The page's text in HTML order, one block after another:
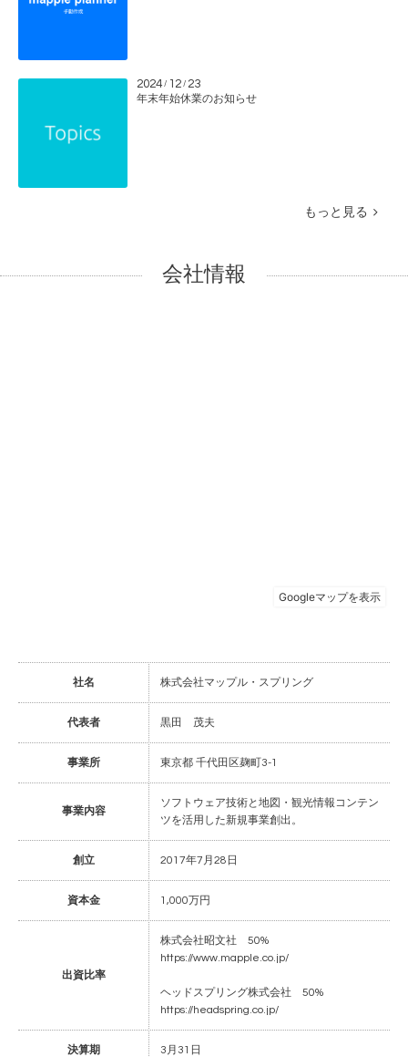
2024 / 12 / 23
年末年始休業のお知らせ
もっと見る
会社情報
社名 株式会社マップル・スプリング
代表者 黒田 茂夫
事業所 東京都 千代田区麹町3-1
事業内容
ソフトウェア技術と地図・観光情報コンテン
ツを活用した新規事業創出。
創立 2017年7月28日
資本金 1,000万円
出資比率
株式会社昭文社 50%
https://www.mapple.co.jp/
ヘッドスプリング株式会社 50%
https://headspring.co.jp/
決算期 3月31日